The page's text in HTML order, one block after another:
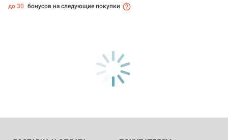
до 30 бонусов на следующие покупки